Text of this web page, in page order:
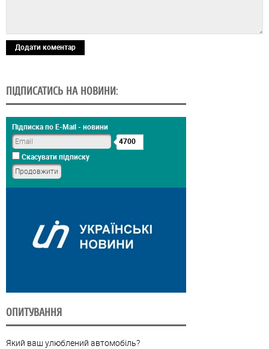
Додати коментар
ПІДПИСАТИСЬ НА НОВИНИ:
Підписка по E-Mail - новини
4700
Скасувати підписку
ОПИТУВАННЯ
Який ваш улюблений автомобіль?